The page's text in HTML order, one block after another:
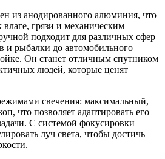
из анодированного алюминия, что
влаге, грязи и механическим
подходит для различных сфер
и рыбалки до автомобильного
Он станет отличным спутником
людей, которые ценят
свечения: максимальный,
что позволяет адаптировать его
С системой фокусировки
луч света, чтобы достичь